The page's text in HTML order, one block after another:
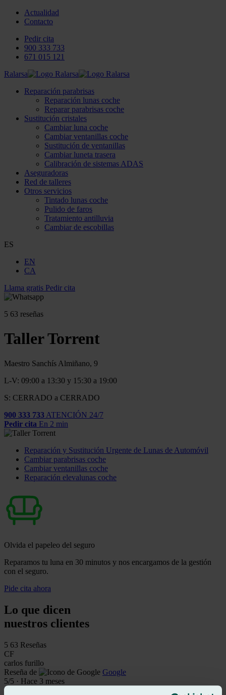
Actualidad
Contacto
Pedir cita
900 333 733
671 015 121
Ralarsa
Reparación parabrisas
Reparación lunas coche
Reparar parabrisas coche
Sustitución cristales
Cambiar luna coche
Cambiar ventanillas coche
Sustitución de ventanillas
Cambiar luneta trasera
Calibración de sistemas ADAS
Aseguradoras
Red de talleres
Otros servicios
Tintado lunas coche
Pulido de faros
Tratamiento antilluvia
Cambiar de escobillas
ES
EN
CA
Llama gratis Pedir cita
5 63 reseñas
Taller Torrent
Maestro Sanchís Almiñano, 9
L-V: 09:00 a 13:30 y 15:30 a 19:00
S: CERRADO a CERRADO
900 333 733 ATENCIÓN 24/7
Pedir cita En 2 min
Reparación y Sustitución Urgente de Lunas de Automóvil
Cambiar parabrisas coche
Cambiar ventanillas coche
Reparación elevalunas coche
Olvida el papeleo del seguro
Reparamos tu luna en 30 minutos y nos encargamos de la gestión
con el seguro.
Pide cita ahora
Lo que dicen
nuestros clientes
5 63 Reseñas
CF
carlos furillo
Reseña de
Google
5/5 · Hace 3 meses
Ver reseña